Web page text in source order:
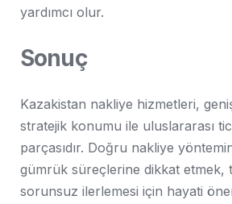
yardımcı olur.
Sonuç
Kazakistan nakliye hizmetleri,
stratejik konumu ile uluslararası
parçasıdır. Doğru nakliye
gümrük süreçlerine dikkat etmek,
sorunsuz ilerlemesi için hayati